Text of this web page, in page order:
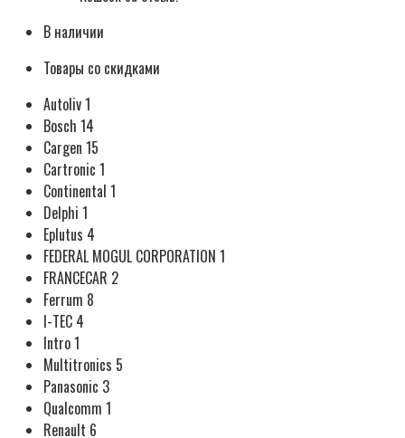
В наличии
Товары со скидками
Autoliv 1
Bosch 14
Cargen 15
Cartronic 1
Continental 1
Delphi 1
Eplutus 4
FEDERAL MOGUL CORPORATION 1
FRANCECAR 2
Ferrum 8
I-TEC 4
Intro 1
Multitronics 5
Panasonic 3
Qualcomm 1
Renault 6